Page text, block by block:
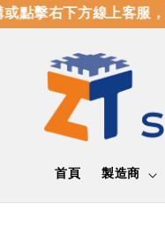
擊右下方線上客服
首頁 製造商